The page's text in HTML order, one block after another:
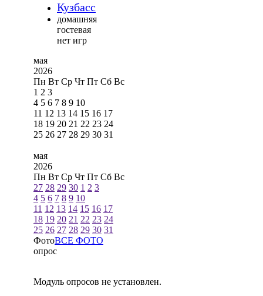
Кузбасс
домашняя
гостевая
нет игр
мая
2026
Пн Вт Ср Чт Пт Сб Вс
1 2 3
4 5 6 7 8 9 10
11 12 13 14 15 16 17
18 19 20 21 22 23 24
25 26 27 28 29 30 31
мая
2026
Пн Вт Ср Чт Пт Сб Вс
27 28 29 30 1 2 3
4 5 6 7 8 9 10
11 12 13 14 15 16 17
18 19 20 21 22 23 24
25 26 27 28 29 30 31
ФотоВСЕ ФОТО
опрос
Модуль опросов не установлен.